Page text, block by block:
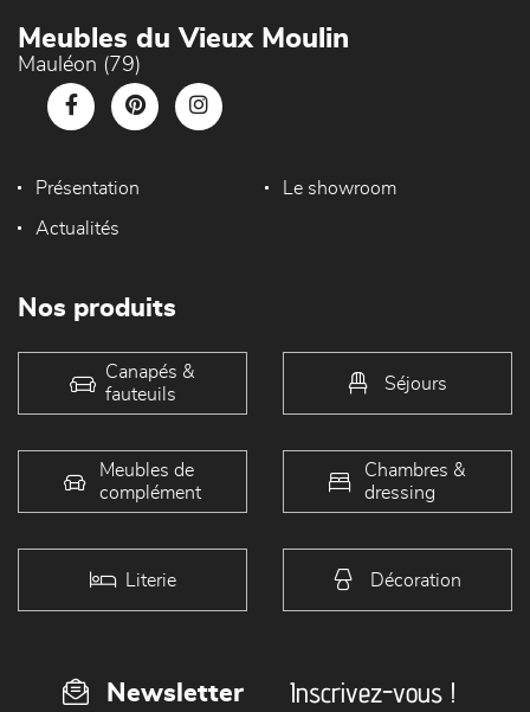
Meubles du Vieux Moulin
Mauléon (79)
Présentation Le showroom
Actualités
Nos produits
Canapés &
fauteuils
Séjours
Meubles de
complément
Chambres &
dressing
Literie Décoration
Newsletter Inscrivez-vous !